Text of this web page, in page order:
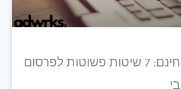
פרסום עסק חינם: 7 שיטות פשוטות לפרסום